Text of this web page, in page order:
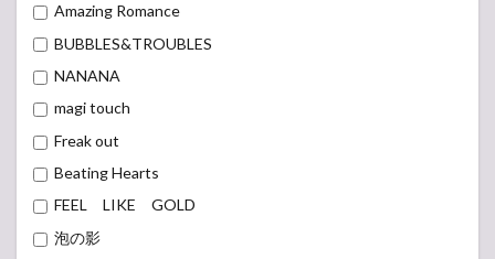
Amazing Romance
BUBBLES&TROUBLES
NANANA
magi touch
Freak out
Beating Hearts
FEEL LIKE GOLD
泡の影